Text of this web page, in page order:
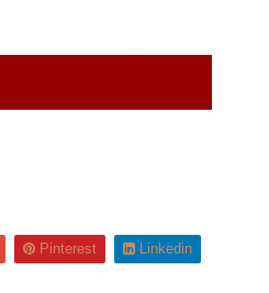
Pinterest Linkedin